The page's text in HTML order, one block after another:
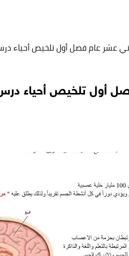
عشر عام فصل أول تلخيص أحياء
أول تلخيص أحياء درس